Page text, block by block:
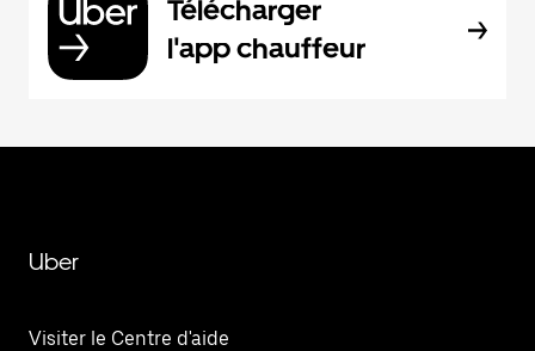
Télécharger
l'app chauffeur
Uber
Visiter le Centre d'aide